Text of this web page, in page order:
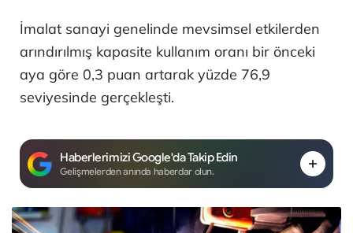
İmalat sanayi genelinde mevsimsel etkilerden
arındırılmış kapasite kullanım oranı bir önceki
aya göre 0,3 puan artarak yüzde 76,9
seviyesinde gerçekleşti.
Haberlerimizi Google'da Takip Edin
Gelişmelerden anında haberdar olun.